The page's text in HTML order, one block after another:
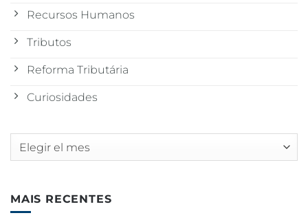
Recursos Humanos
Tributos
Reforma Tributária
Curiosidades
Archivos
MAIS RECENTES